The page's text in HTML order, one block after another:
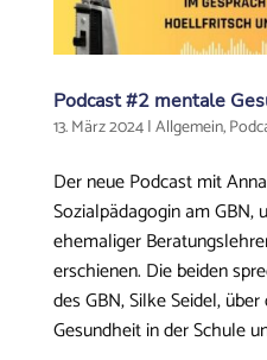
Podcast #2 mentale
13. März 2024|Allgemein,
Der neue Podcast mit
Sozialpädagogin am GBN,
ehemaliger
erschienen. Die beiden
des GBN, Silke Seidel,
Gesundheit in der Schule